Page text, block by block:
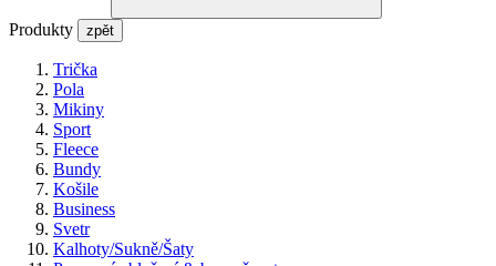
Produkty zpět
Trička
Pola
Mikiny
Sport
Fleece
Bundy
Košile
Business
Svetr
Kalhoty/Sukně/Šaty